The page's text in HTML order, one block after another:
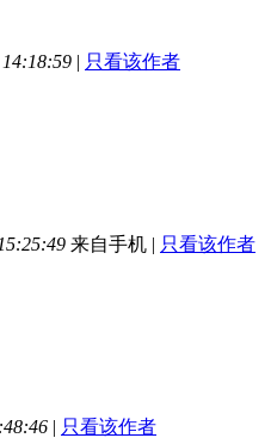
| 只看该作者
来自手机 | 只看该作者
| 只看该作者